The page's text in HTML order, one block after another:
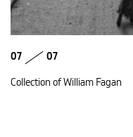
07 07
Collection of William Fagan